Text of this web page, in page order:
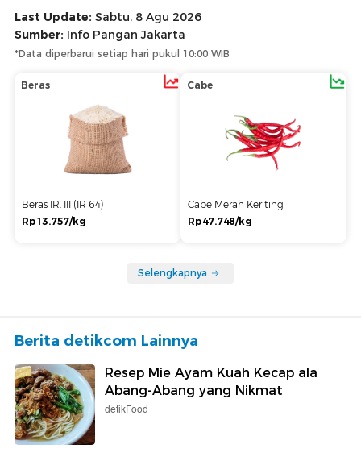
Last Update: Sabtu, 8 Agu 2026
Sumber: Info Pangan Jakarta
*Data diperbarui setiap hari pukul 10:00 WIB
Beras
Beras IR. III (IR 64)
Rp13.757/kg
Cabe
Cabe Merah Keriting
Rp47.748/kg
Selengkapnya
Berita detikcom Lainnya
Resep Mie Ayam Kuah Kecap ala
Abang-Abang yang Nikmat
detikFood